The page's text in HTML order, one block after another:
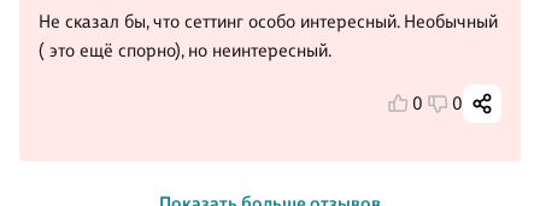
Не сказал бы, что сеттинг особо интересный. Необычный
( это ещё спорно), но неинтересный.
0 0